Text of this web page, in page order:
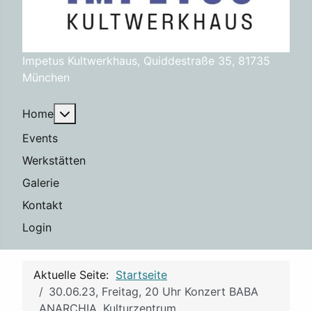
Impetus Kultwerkhaus, Quiddestraße 35, 81735
München
Home
Events
Werkstätten
Galerie
Kontakt
Login
Aktuelle Seite: Startseite
30.06.23, Freitag, 20 Uhr Konzert BABA
ANARCHIA, Kulturzentrum